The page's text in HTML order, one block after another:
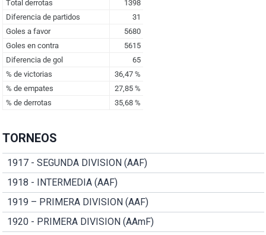
TORNEOS
1917 - SEGUNDA DIVISION (AAF)
1918 - INTERMEDIA (AAF)
1919 – PRIMERA DIVISION (AAF)
1920 - PRIMERA DIVISION (AAmF)